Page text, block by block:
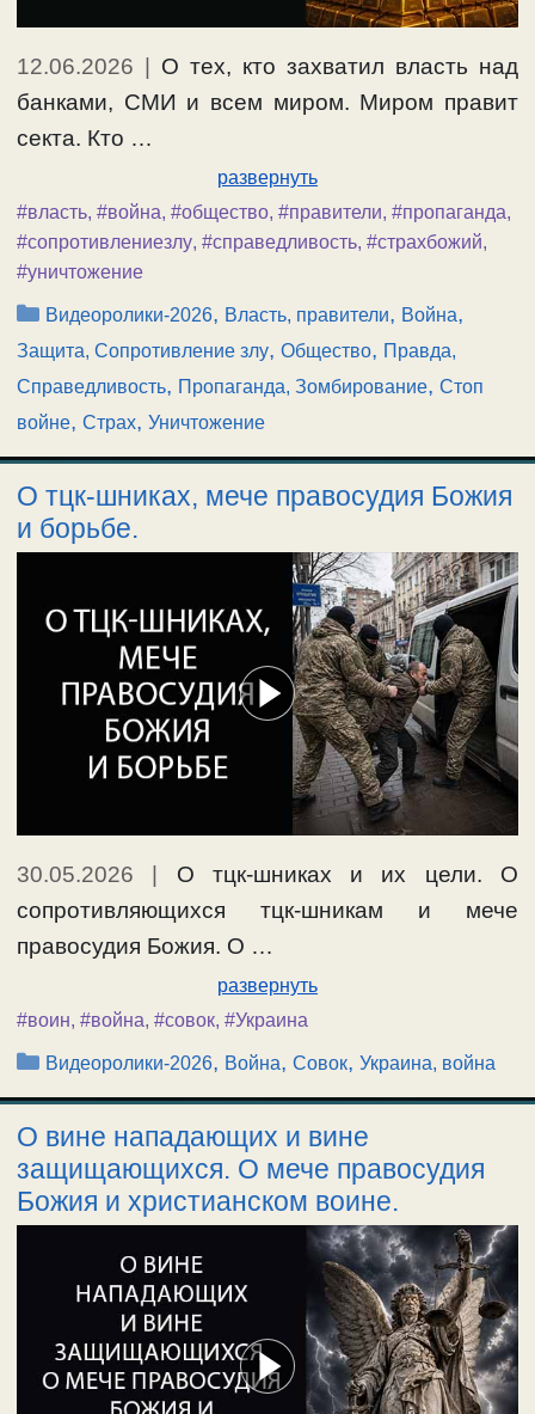
12.06.2026
О тех, кто захватил власть над
банками, СМИ и всем миром. Миром правит
секта. Кто …
развернуть
#власть, #война, #общество, #правители, #пропаганда,
#сопротивлениезлу, #справедливость, #страхбожий,
#уничтожение
Рубрики
Видеоролики-2026, Власть, правители, Война,
Защита, Сопротивление злу, Общество, Правда,
Справедливость, Пропаганда, Зомбирование, Стоп
войне, Страх, Уничтожение
О тцк-шниках, мече правосудия Божия
и борьбе.
30.05.2026
О тцк-шниках и их цели. О
сопротивляющихся тцк-шникам и мече
правосудия Божия. О …
развернуть
#воин, #война, #совок, #Украина
Рубрики
Видеоролики-2026, Война,Совок,Украина, война
О вине нападающих и вине
защищающихся. О мече правосудия
Божия и христианском воине.